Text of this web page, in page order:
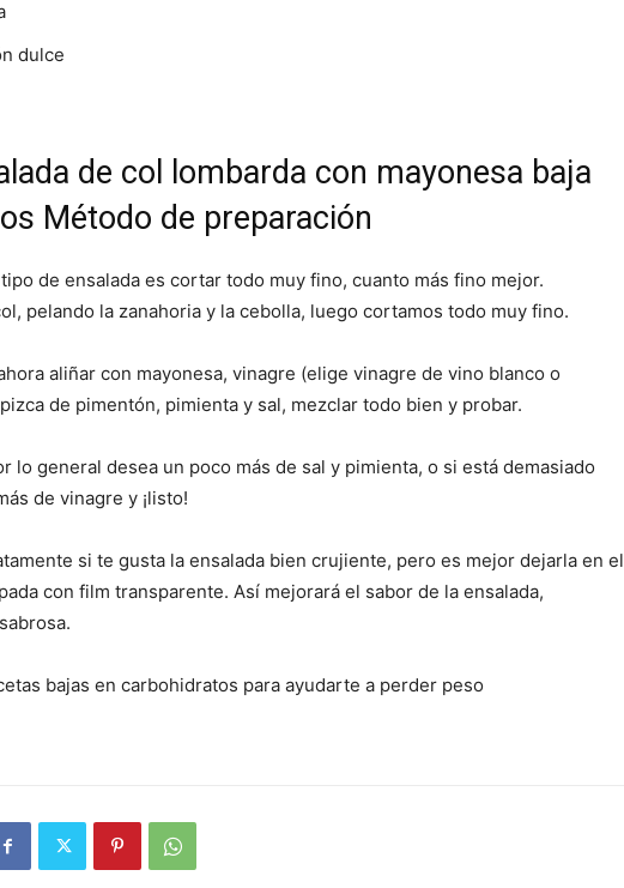
dulce
de col lombarda con mayonesa baja
Método de preparación
de ensalada es cortar todo muy fino, cuanto más fino mejor.
pelando la zanahoria y la cebolla, luego cortamos todo muy fino.
aliñar con mayonesa, vinagre (elige vinagre de vino blanco o
de pimentón, pimienta y sal, mezclar todo bien y probar.
lo general desea un poco más de sal y pimienta, o si está demasiado
de vinagre y ¡listo!
si te gusta la ensalada bien crujiente, pero es mejor dejarla en el
con film transparente. Así mejorará el sabor de la ensalada,
bajas en carbohidratos para ayudarte a perder peso